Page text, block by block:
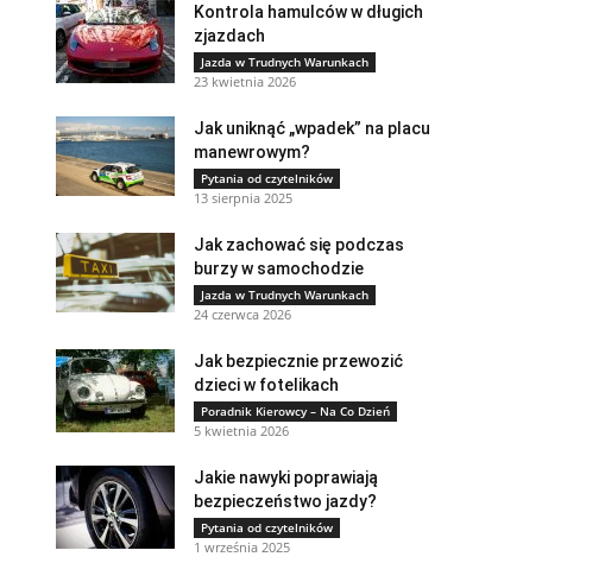
Kontrola hamulców w długich
zjazdach
Jazda w Trudnych Warunkach
23 kwietnia 2026
Jak uniknąć „wpadek” na placu
manewrowym?
Pytania od czytelników
13 sierpnia 2025
Jak zachować się podczas
burzy w samochodzie
Jazda w Trudnych Warunkach
24 czerwca 2026
Jak bezpiecznie przewozić
dzieci w fotelikach
Poradnik Kierowcy – Na Co Dzień
5 kwietnia 2026
Jakie nawyki poprawiają
bezpieczeństwo jazdy?
Pytania od czytelników
1 września 2025